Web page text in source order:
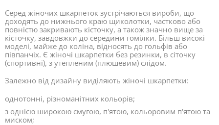
Серед жіночих шкарпеток зустрічаються вироби, що
доходять до нижнього краю щиколотки, частково або
повністю закривають кісточку, а також значно вище за
кісточку, завдовжки до середини гомілки. Більш високі
моделі, майже до коліна, відносять до гольфів або
півпанчіх. Є жіночі шкарпетки без резинки, в сіточку
(спортивні), з утепленим (плюшевим) слідом.
Залежно від дизайну виділяють жіночі шкарпетки:
однотонні, різноманітних кольорів;
з однією широкою смугою, п'ятою, кольоровим п'ятою та
миском;